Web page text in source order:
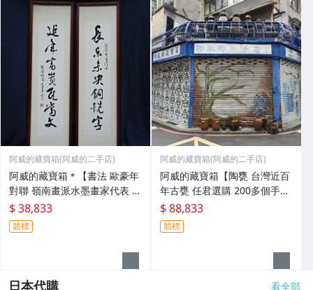
阿威的藏寶箱(阿威的二手店)
阿威的藏寶箱＊【書法 歐豪年
對聯 嶺南畫派水墨畫家代表 畫
心高110x24.5公分 秦孝儀譽為
(大宗師)認為他是嶺南畫派開宗
以來之詩書畫全能 名家書畫原
$ 38,833
競標
阿威的藏寶箱(阿威的二手店)
阿威的藏寶箱【陶甕 台灣近百
年古甕 任君選購 200多個手工
老甕 陶茶壺 大水缸 醃菜甕 紅
露酒甕 紹興酒甕 瓷甕 瓷器、
經典、舊物/擺飾 非金煉城】
$ 88,833
競標
日本代購 看全部